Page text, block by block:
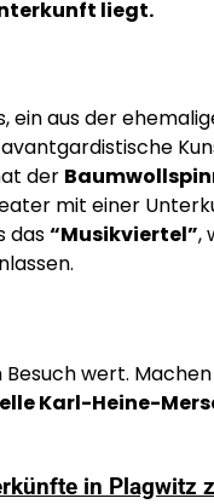
liegt.
ein aus der
der
mit einer
das“Musikviertel”,
wert.
Karl-Heine-
in Plagwitz